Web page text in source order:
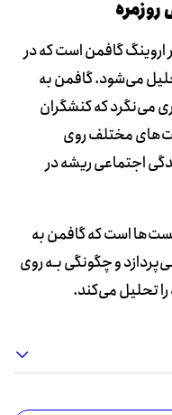
روزمره
گافمن است که در
می‌شود. گافمن به
می‌نگرد که کنشگران
مختلف روی
اجتماعی ریشه در
است که گافمن به
و چگونگی بـه روی
تحلیل می‌کند.